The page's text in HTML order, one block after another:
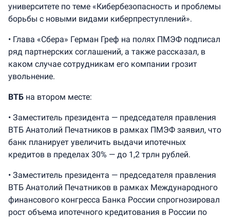
университете по теме «Кибербезопасность и проблемы
борьбы с новыми видами киберпреступлений».
• Глава «Сбера» Герман Греф на полях ПМЭФ подписал
ряд партнерских соглашений, а также рассказал, в
каком случае сотрудникам его компании грозит
увольнение.
ВТБ на втором месте:
• Заместитель президента — председателя правления
ВТБ Анатолий Печатников в рамках ПМЭФ заявил, что
банк планирует увеличить выдачи ипотечных
кредитов в пределах 30% — до 1,2 трлн рублей.
• Заместитель президента — председателя правления
ВТБ Анатолий Печатников в рамках Международного
финансового конгресса Банка России спрогнозировал
рост объема ипотечного кредитования в России по